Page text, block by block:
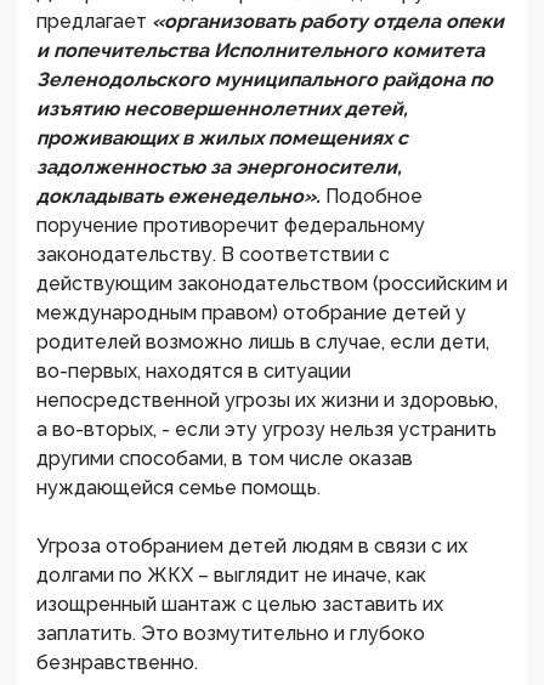
предлагает «организовать работу отдела опеки
и попечительства Исполнительного комитета
Зеленодольского муниципального райдона по
изъятию несовершеннолетних детей,
проживающих в жилых помещениях с
задолженностью за энергоносители,
докладывать еженедельно». Подобное
поручение противоречит федеральному
законодательству. В соответствии с
действующим законодательством (российским и
международным правом) отобрание детей у
родителей возможно лишь в случае, если дети,
во-первых, находятся в ситуации
непосредственной угрозы их жизни и здоровью,
а во-вторых, - если эту угрозу нельзя устранить
другими способами, в том числе оказав
нуждающейся семье помощь.
Угроза отобранием детей людям в связи с их
долгами по ЖКХ – выглядит не иначе, как
изощренный шантаж с целью заставить их
заплатить. Это возмутительно и глубоко
безнравственно.